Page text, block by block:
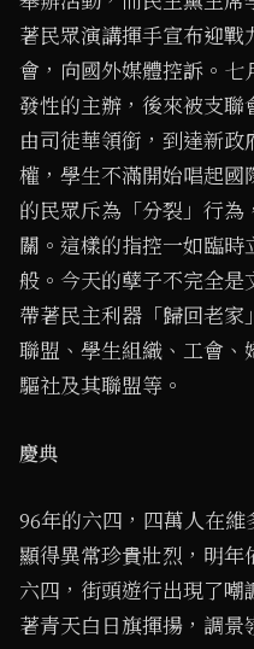
著民眾演講揮手宣布迎
會，向國外媒體控訴。七
發性的主辦，後來被支
由司徒華領銜，到達新
權，學生不滿開始唱起
的民眾斥為「分裂」行
關。這樣的指控一如臨
般。今天的孽子不完全
帶著民主利器「歸回老
聯盟、學生組織、工會
驅社及其聯盟等。
慶典
96年的六四，四萬人在
顯得異常珍貴壯烈，明
六四，街頭遊行出現了
著青天白日旗揮揚，調